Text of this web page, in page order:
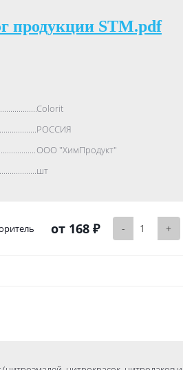
продукции STM.pdf
Colorit
РОССИЯ
ООО "ХимПродукт"
шт
от 168 ₽ - +